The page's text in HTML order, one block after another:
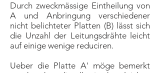
Durch zweckmässige Eintheilung von
A und Anbringung verschiedener
nicht belichteter Platten (B) lässt sich
die Unzahl der Leitungsdrähte leicht
auf einige wenige reduciren.
Ueber die Platte A' möge bemerkt